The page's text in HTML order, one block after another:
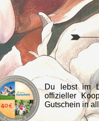
Du lebst im
offizieller
Gutschein in